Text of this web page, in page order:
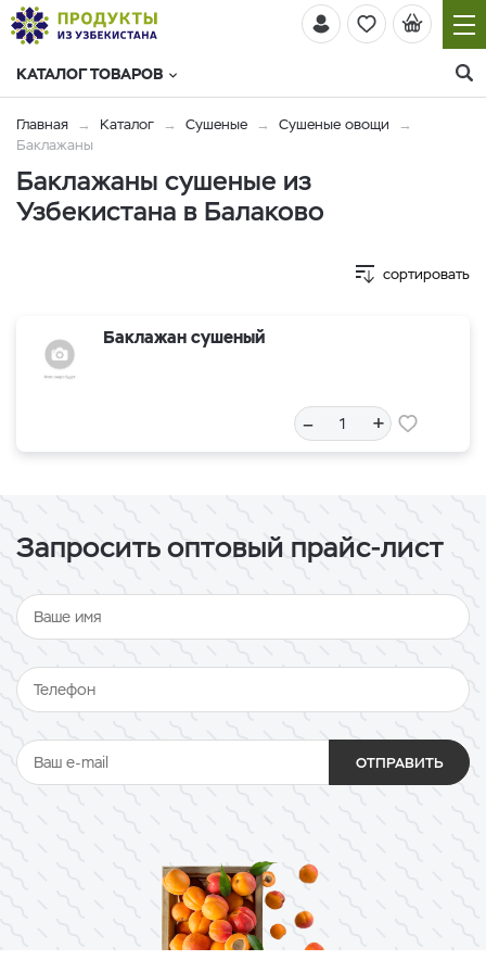
КАТАЛОГ ТОВАРОВ
Главная Каталог Сушеные
Сушеные овощи
Баклажаны
Баклажаны сушеные из
Узбекистана в Балаково
сортировать
Баклажан сушеный
– +
Запросить оптовый прайс-лист
ОТПРАВИТЬ